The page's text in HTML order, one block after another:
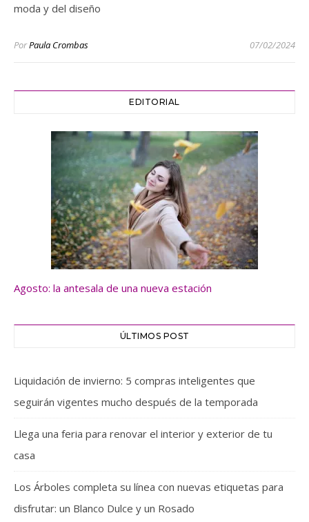
moda y del diseño
PorPaula Crombas 07/02/2024
EDITORIAL
Agosto: la antesala de una nueva estación
ÚLTIMOS POST
Liquidación de invierno: 5 compras inteligentes que
seguirán vigentes mucho después de la temporada
Llega una feria para renovar el interior y exterior de tu
casa
Los Árboles completa su línea con nuevas etiquetas para
disfrutar: un Blanco Dulce y un Rosado